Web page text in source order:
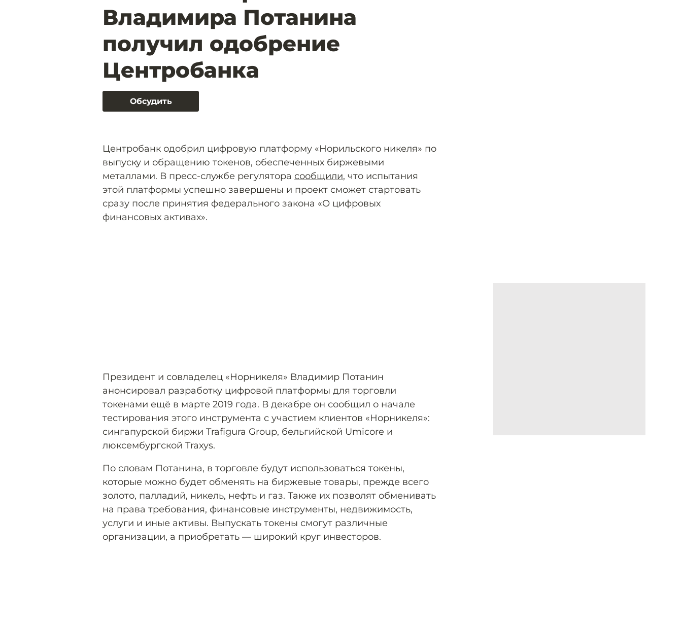
Владимира Потанина
получил одобрение
Центробанка
Обсудить
Центробанк одобрил цифровую платформу «Норильского никеля» по
выпуску и обращению токенов, обеспеченных биржевыми
металлами. В пресс-службе регулятора сообщили, что испытания
этой платформы успешно завершены и проект сможет стартовать
сразу после принятия федерального закона «О цифровых
финансовых активах».
Президент и совладелец «Норникеля» Владимир Потанин
анонсировал разработку цифровой платформы для торговли
токенами ещё в марте 2019 года. В декабре он сообщил о начале
тестирования этого инструмента с участием клиентов «Норникеля»:
сингапурской биржи Trafigura Group, бельгийской Umicore и
люксембургской Traxys.
По словам Потанина, в торговле будут использоваться токены,
которые можно будет обменять на биржевые товары, прежде всего
золото, палладий, никель, нефть и газ. Также их позволят обменивать
на права требования, финансовые инструменты, недвижимость,
услуги и иные активы. Выпускать токены смогут различные
организации, а приобретать — широкий круг инвесторов.